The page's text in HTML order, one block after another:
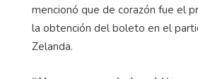
mencionó que de corazón fue el
la obtención del boleto en el
Zelanda.